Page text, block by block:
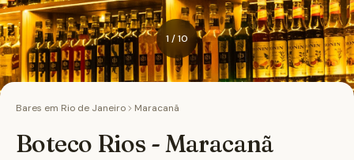
1 /10
Bares em Rio de Janeiro Maracanã
Boteco Rios - Maracanã